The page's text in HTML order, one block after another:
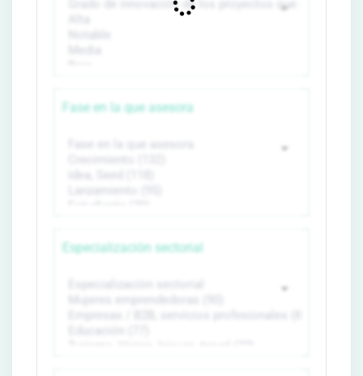
Fase en la que asesora
Especialización sectorial